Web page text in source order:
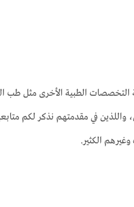
الطبية الأخرى مثل طب
في مقدمتهم نذكر لكم
الكثير.